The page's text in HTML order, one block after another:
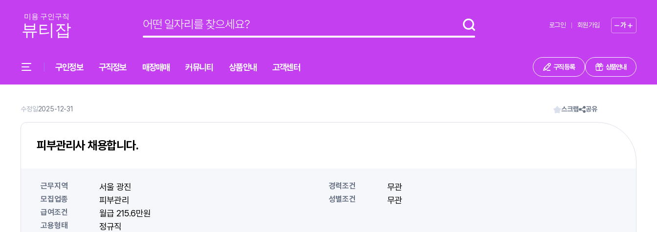
로그인 회원가입 가
구인정보 구직정보 매장매매 커뮤니티 상품안내 고객센터 구직 등록 상품안내
수정일2025-12-31 스크랩 공유
피부관리사 채용합니다.
근무지역 서울 광진
모집업종 피부관리
급여조건 월급 215.6만원
고용형태 정규직
경력조건 무관
성별조건 무관